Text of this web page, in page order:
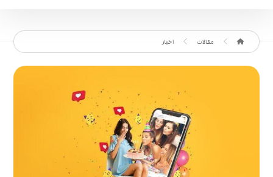
مقالات اخبار